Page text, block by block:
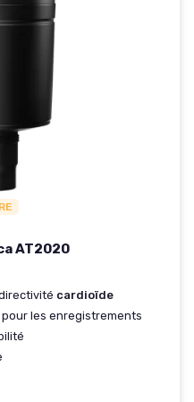
AT2020
cardioïde
les enregistrements